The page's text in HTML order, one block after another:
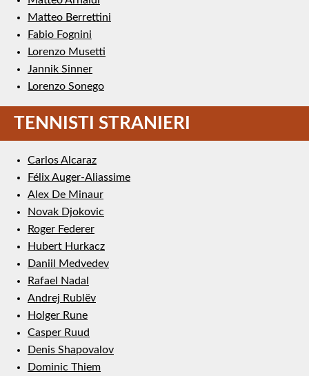
Matteo Berrettini
Fabio Fognini
Lorenzo Musetti
Jannik Sinner
Lorenzo Sonego
TENNISTI STRANIERI
Carlos Alcaraz
Félix Auger-Aliassime
Alex De Minaur
Novak Djokovic
Roger Federer
Hubert Hurkacz
Daniil Medvedev
Rafael Nadal
Andrej Rublëv
Holger Rune
Casper Ruud
Denis Shapovalov
Dominic Thiem